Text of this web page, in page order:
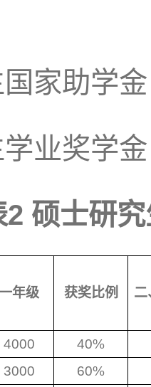
家助学
业奖学
2 硕士研
年级 获奖比例 二
4000
40%
3000 60%